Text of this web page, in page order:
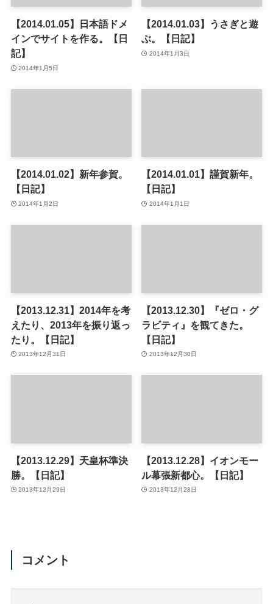
【2014.01.05】日本語ドメ
インでサイトを作る。【日
記】
2014年1月5日
【2014.01.03】うさぎと遊
ぶ。【日記】
2014年1月3日
【2014.01.02】新年参賀。
【日記】
2014年1月2日
【2014.01.01】謹賀新年。
【日記】
2014年1月1日
【2013.12.31】2014年を考
えたり、2013年を振り返っ
たり。【日記】
2013年12月31日
【2013.12.30】『ゼロ・グ
ラビティ』を観てきた。
【日記】
2013年12月30日
【2013.12.29】天皇杯準決
勝。【日記】
2013年12月29日
【2013.12.28】イオンモー
ル幕張新都心。【日記】
2013年12月28日
コメント